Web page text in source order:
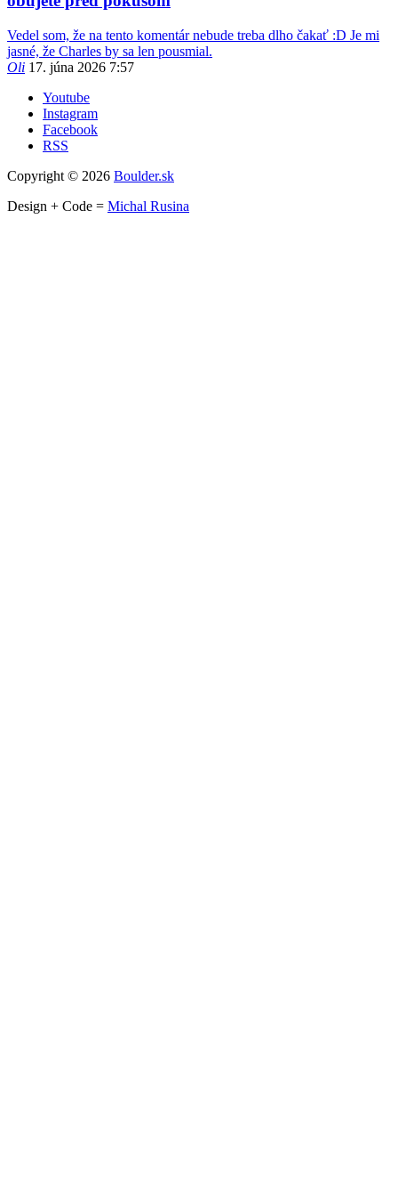
Vedel som, že na tento komentár nebude treba dlho čakať :D Je mi
jasné, že Charles by sa len pousmial.
Oli 17. júna 2026 7:57
Youtube
Instagram
Facebook
RSS
Copyright © 2026 Boulder.sk
Design + Code = Michal Rusina